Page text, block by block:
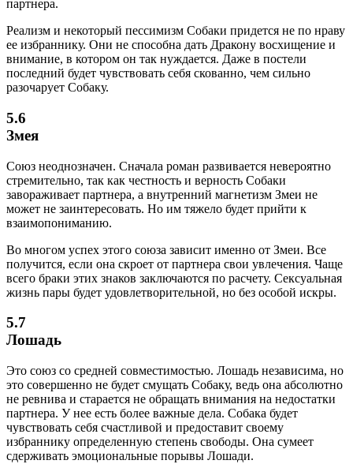
партнера.
Реализм и некоторый пессимизм Собаки придется не по нраву
ее избраннику. Они не способна дать Дракону восхищение и
внимание, в котором он так нуждается. Даже в постели
последний будет чувствовать себя скованно, чем сильно
разочарует Собаку.
5.6
Змея
Союз неоднозначен. Сначала роман развивается невероятно
стремительно, так как честность и верность Собаки
завораживает партнера, а внутренний магнетизм Змеи не
может не заинтересовать. Но им тяжело будет прийти к
взаимопониманию.
Во многом успех этого союза зависит именно от Змеи. Все
получится, если она скроет от партнера свои увлечения. Чаще
всего браки этих знаков заключаются по расчету. Сексуальная
жизнь пары будет удовлетворительной, но без особой искры.
5.7
Лошадь
Это союз со средней совместимостью. Лошадь независима, но
это совершенно не будет смущать Собаку, ведь она абсолютно
не ревнива и старается не обращать внимания на недостатки
партнера. У нее есть более важные дела. Собака будет
чувствовать себя счастливой и предоставит своему
избраннику определенную степень свободы. Она сумеет
сдерживать эмоциональные порывы Лошади.